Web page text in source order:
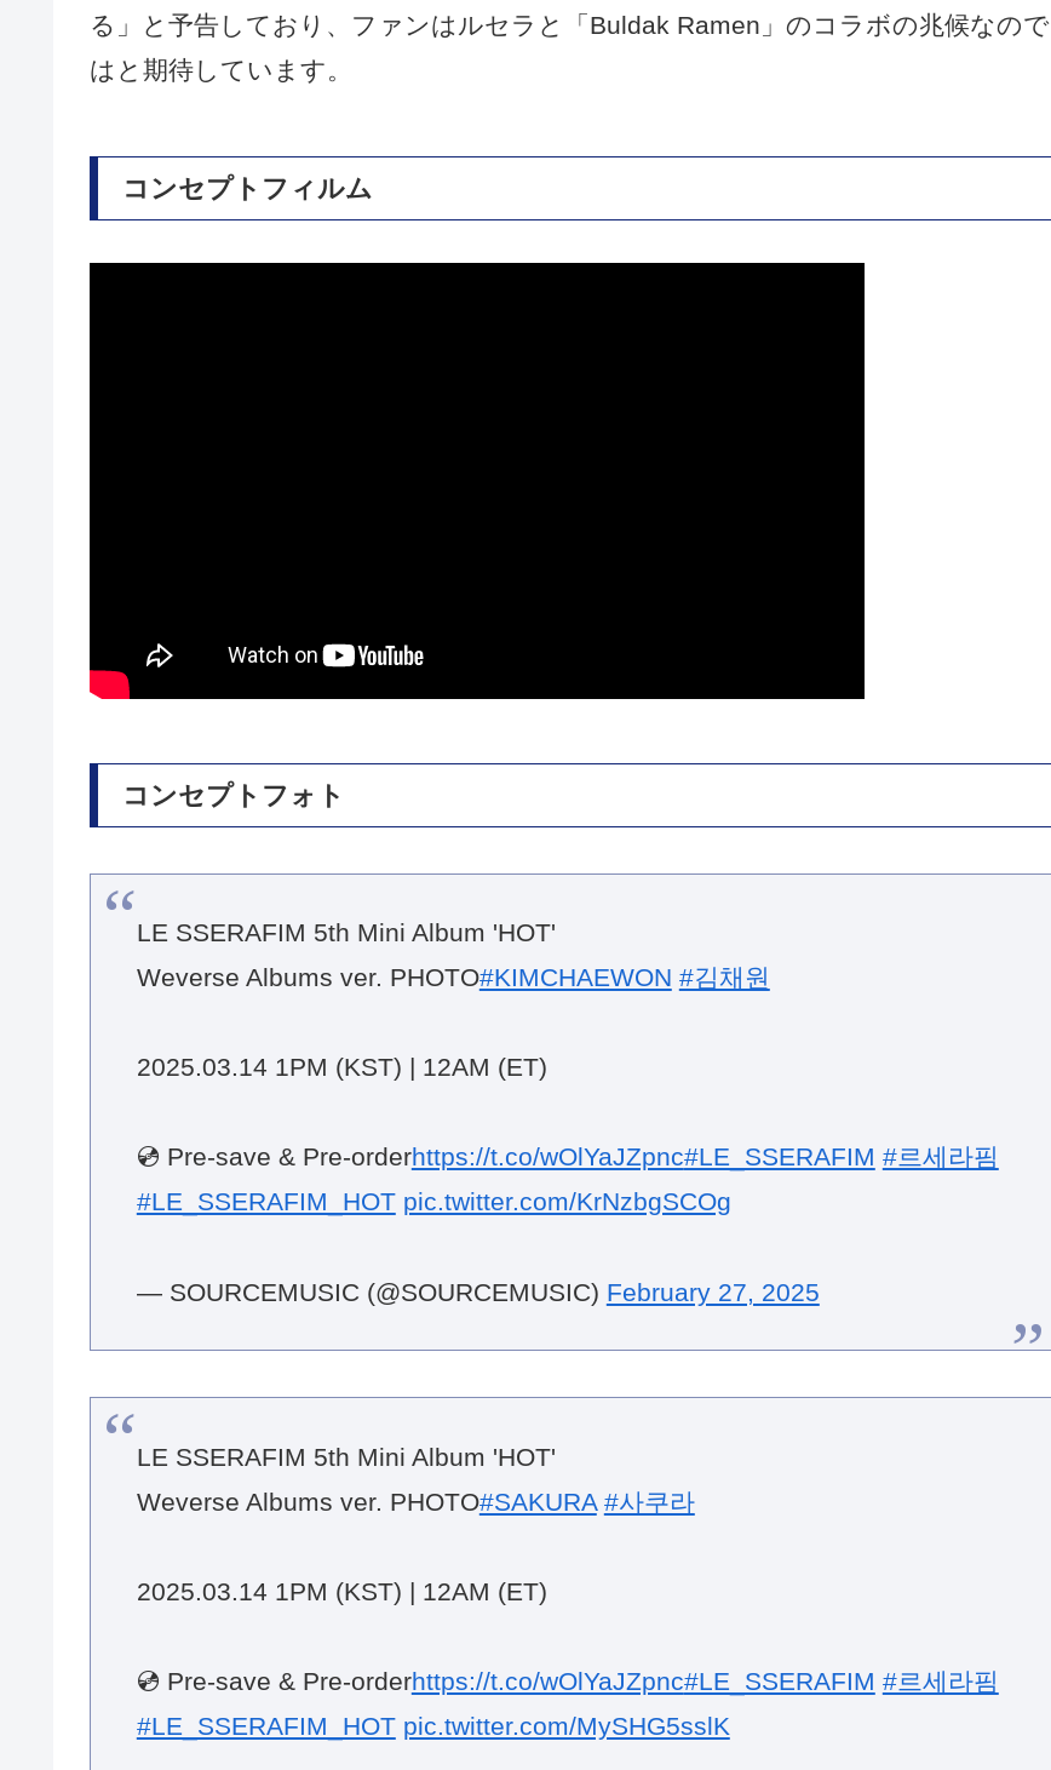
る」と予告しており、ファンはルセラと「Buldak Ramen」のコラボの兆候なので
はと期待しています。
コンセプトフィルム
コンセプトフォト
LE SSERAFIM 5th Mini Album 'HOT'
Weverse Albums ver. PHOTO#KIMCHAEWON #김채원
2025.03.14 1PM (KST) | 12AM (ET)
💿 Pre-save & Pre-orderhttps://t.co/wOlYaJZpnc#LE_SSERAFIM #르세라핌
#LE_SSERAFIM_HOT pic.twitter.com/KrNzbgSCOg
— SOURCEMUSIC (@SOURCEMUSIC)February 27, 2025
Weverse Albums ver. PHOTO#SAKURA #사쿠라
2025.03.14 1PM (KST) | 12AM (ET)
💿 Pre-save & Pre-orderhttps://t.co/wOlYaJZpnc#LE_SSERAFIM #르세라핌
#LE_SSERAFIM_HOT pic.twitter.com/MySHG5sslK